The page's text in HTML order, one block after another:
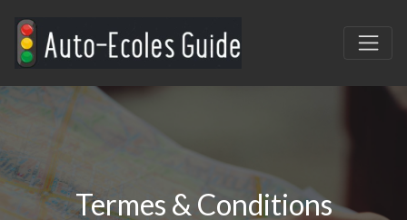
Termes & Conditions